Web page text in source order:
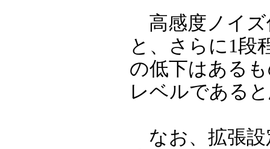
高感度ノイズ
と、さらに1段
の低下はある
レベルである
なお、拡張設